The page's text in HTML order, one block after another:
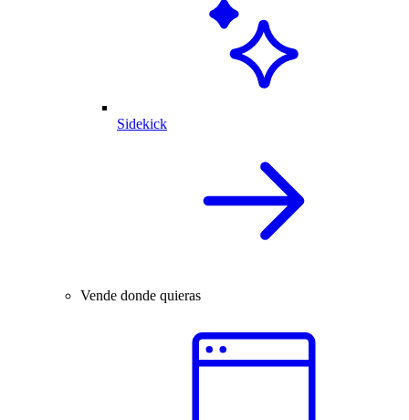
Sidekick
Vende donde quieras